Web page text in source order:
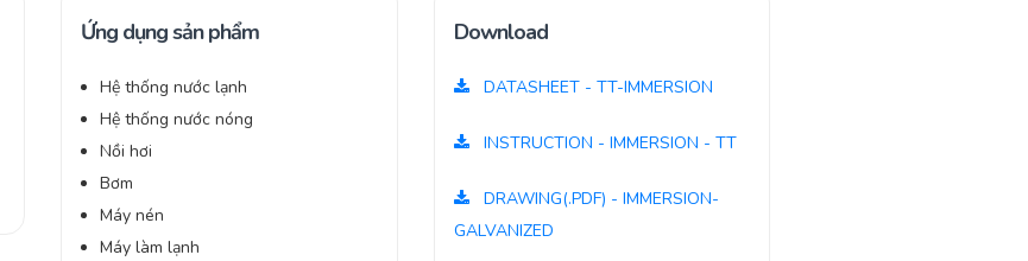
Ứng dụng sản phẩm
Hệ thống nước lạnh
Hệ thống nước nóng
Nồi hơi
Bơm
Máy nén
Máy làm lạnh
Download
DATASHEET - TT-IMMERSION
INSTRUCTION - IMMERSION - TT
DRAWING(.PDF) - IMMERSION-
GALVANIZED